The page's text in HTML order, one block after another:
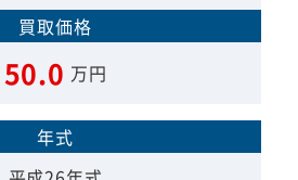
買取価格
50.0 万円
年式